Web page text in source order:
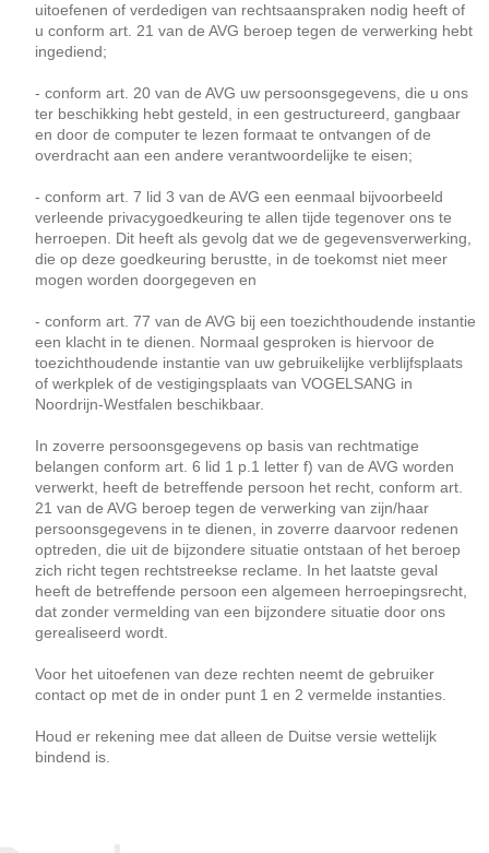
uitoefenen of verdedigen van rechtsaanspraken nodig heeft of
u conform art. 21 van de AVG beroep tegen de verwerking hebt
ingediend;
- conform art. 20 van de AVG uw persoonsgegevens, die u ons
ter beschikking hebt gesteld, in een gestructureerd, gangbaar
en door de computer te lezen formaat te ontvangen of de
overdracht aan een andere verantwoordelijke te eisen;
- conform art. 7 lid 3 van de AVG een eenmaal bijvoorbeeld
verleende privacygoedkeuring te allen tijde tegenover ons te
herroepen. Dit heeft als gevolg dat we de gegevensverwerking,
die op deze goedkeuring berustte, in de toekomst niet meer
mogen worden doorgegeven en
- conform art. 77 van de AVG bij een toezichthoudende instantie
een klacht in te dienen. Normaal gesproken is hiervoor de
toezichthoudende instantie van uw gebruikelijke verblijfsplaats
of werkplek of de vestigingsplaats van VOGELSANG in
Noordrijn-Westfalen beschikbaar.
In zoverre persoonsgegevens op basis van rechtmatige
belangen conform art. 6 lid 1 p.1 letter f) van de AVG worden
verwerkt, heeft de betreffende persoon het recht, conform art.
21 van de AVG beroep tegen de verwerking van zijn/haar
persoonsgegevens in te dienen, in zoverre daarvoor redenen
optreden, die uit de bijzondere situatie ontstaan of het beroep
zich richt tegen rechtstreekse reclame. In het laatste geval
heeft de betreffende persoon een algemeen herroepingsrecht,
dat zonder vermelding van een bijzondere situatie door ons
gerealiseerd wordt.
Voor het uitoefenen van deze rechten neemt de gebruiker
contact op met de in onder punt 1 en 2 vermelde instanties.
Houd er rekening mee dat alleen de Duitse versie wettelijk
bindend is.